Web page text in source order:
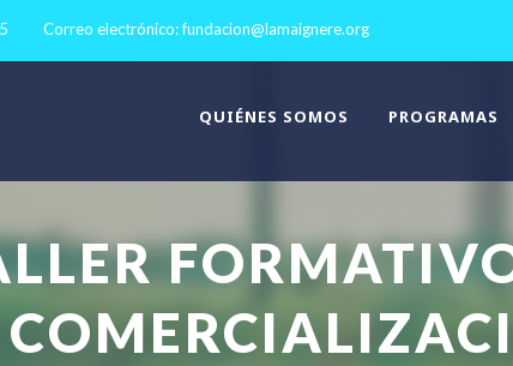
Correo electrónico:fundacion@lamaignere.org
QUIÉNES SOMOS PROGRAMAS